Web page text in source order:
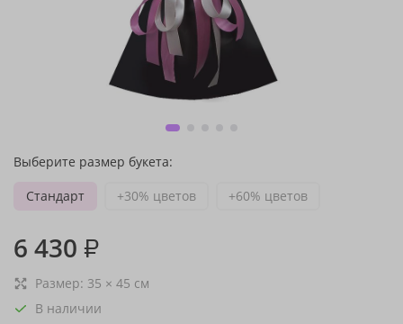
Выберите размер букета:
Стандарт
+30% цветов +60% цветов
6 430 ₽
Размер: 35 × 45 см
В наличии